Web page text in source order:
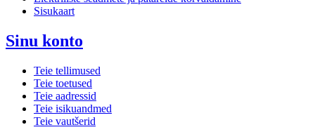
Sisukaart
Sinu konto
Teie tellimused
Teie toetused
Teie aadressid
Teie isikuandmed
Teie vautšerid